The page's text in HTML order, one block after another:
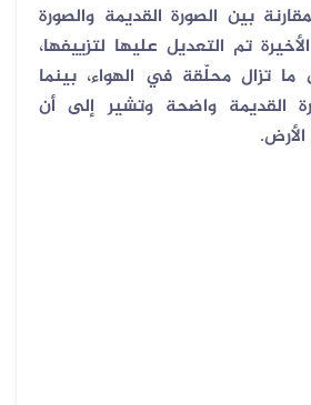
بين الصورة القديمة والصورة
تم التعديل عليها لتزييفها،
ما تزال محلّقة في الهواء، بينما
القديمة واضحة وتشير إلى أن
.